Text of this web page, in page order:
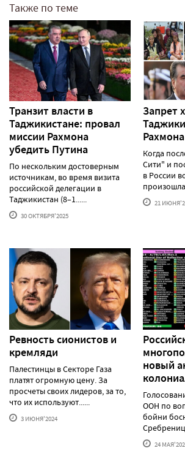
Также по теме
Транзит власти в
Таджикистане: провал
миссии Рахмона
убедить Путина
По нескольким достоверным
источникам, во время визита
российской делегации в
Таджикистан (8–1......
30 ОКТЯБРЯ'2025
Запрет
Когда
Сити" и
в России
21
Ревность сионистов и
кремляди
Палестинцы в Секторе Газа
платят огромную цену. За
просчеты своих лидеров, за то,
что их используют......
3 ИЮНЯ'2024
новый
ООН по
бойни
24